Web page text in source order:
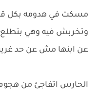
مسكت في هدومه بكل
وتخربش فيه وهي بتطلع
عن ابنها مش عن حد
الحارس اتفاجئ من هجوم